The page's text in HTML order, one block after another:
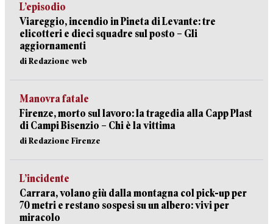
L’episodio
Viareggio, incendio in Pineta di Levante: tre
elicotteri e dieci squadre sul posto – Gli
aggiornamenti
di Redazione web
Manovra fatale
Firenze, morto sul lavoro: la tragedia alla Capp Plast
di Campi Bisenzio – Chi è la vittima
di Redazione Firenze
L’incidente
Carrara, volano giù dalla montagna col pick-up per
70 metri e restano sospesi su un albero: vivi per
miracolo